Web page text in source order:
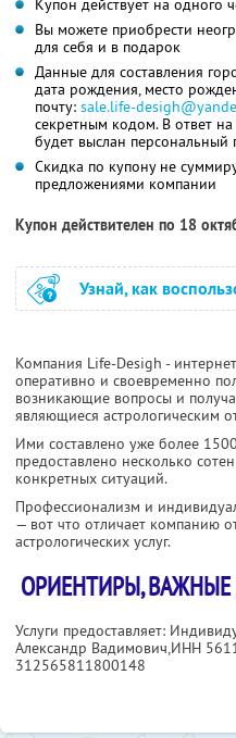
Купон действует на одного
Вы можете приобрести
для себя и в подарок
Данные для составления
дата рождения, место
почту: sale.life-
секретным кодом. В ответ
будет выслан персональный
Скидка по купону не
предложениями компании
Купон действителен по 18
Узнай, как
Компания Life-Desigh -
оперативно и своевременно
возникающие вопросы и
являющиеся астрологическим
Ими составлено уже более
предоставлено несколько
конкретных ситуаций.
Профессионализм и
— вот что отличает компанию
астрологических услуг.
ОРИЕНТИРЫ,
Услуги предоставляет:
Александр Вадимович,ИНН
312565811800148